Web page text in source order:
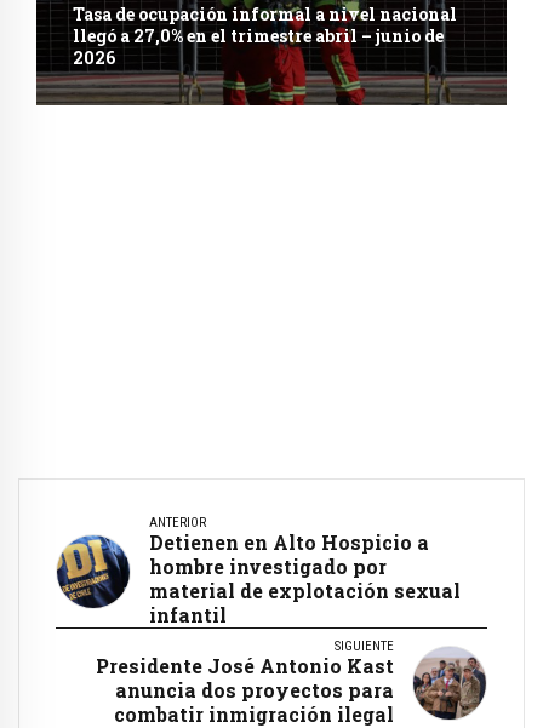
Tasa de ocupación informal a nivel nacional
llegó a 27,0% en el trimestre abril – junio de
2026
ANTERIOR
Detienen en Alto Hospicio a
hombre investigado por
material de explotación sexual
infantil
SIGUIENTE
Presidente José Antonio Kast
anuncia dos proyectos para
combatir inmigración ilegal